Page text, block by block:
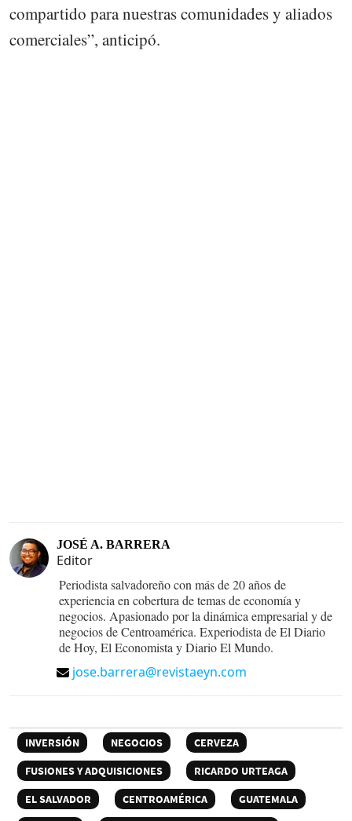
compartido para nuestras comunidades y aliados
comerciales”, anticipó.
JOSÉ A. BARRERA
Editor
Periodista salvadoreño con más de 20 años de
experiencia en cobertura de temas de economía y
negocios. Apasionado por la dinámica empresarial y de
negocios de Centroamérica. Experiodista de El Diario
de Hoy, El Economista y Diario El Mundo.
jose.barrera@revistaeyn.com
INVERSIÓN NEGOCIOS
CERVEZA
FUSIONES Y ADQUISICIONES
RICARDO URTEAGA
EL SALVADOR
CENTROAMÉRICA
GUATEMALA